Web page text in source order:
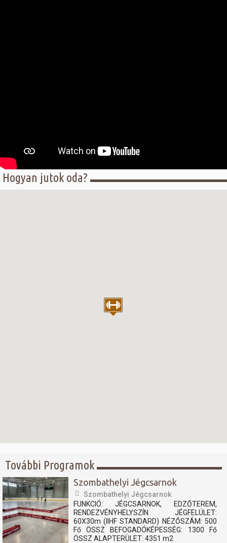
Hogyan jutok oda?
További Programok
Szombathelyi Jégcsarnok
Szombathelyi Jégcsarnok
FUNKCIÓ: JÉGCSARNOK, EDZŐTEREM,
RENDEZVÉNYHELYSZÍN JÉGFELÜLET:
60X30m (IIHF STANDARD) NÉZŐSZÁM: 500
Fő ÖSSZ BEFOGADÓKÉPESSÉG: 1300 Fő
ÖSSZ ALAPTERÜLET: 4351 m2